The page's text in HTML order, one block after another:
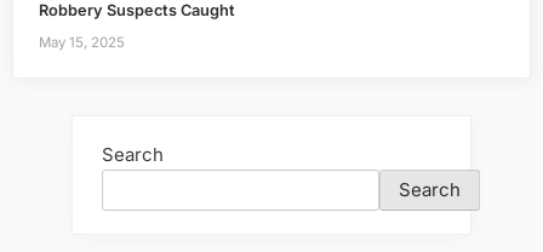
Robbery Suspects Caught
May 15, 2025
Search
Search